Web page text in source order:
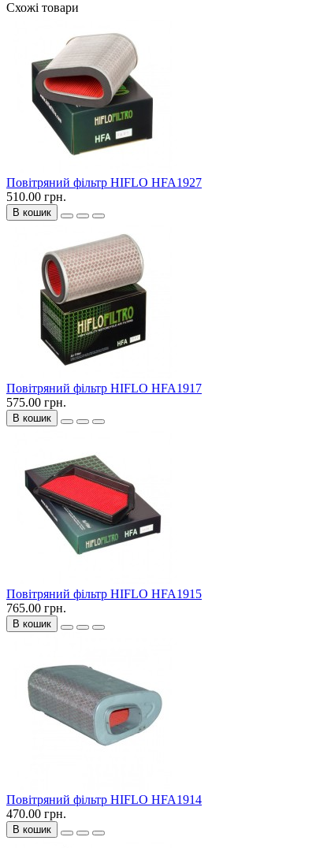
Схожі товари
Повітряний фільтр HIFLO HFA1927
510.00 грн.
В кошик
Повітряний фільтр HIFLO HFA1917
575.00 грн.
В кошик
Повітряний фільтр HIFLO HFA1915
765.00 грн.
В кошик
Повітряний фільтр HIFLO HFA1914
470.00 грн.
В кошик